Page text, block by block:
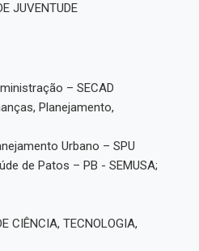
JUVENTUDE
– SECAD
Planejamento,
Urbano – SPU
de Patos – PB - SEMUSA;
CIÊNCIA, TECNOLOGIA,